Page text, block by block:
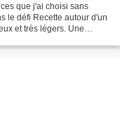
que j'ai choisi sans
le défi Recette autour d'un
et très légers. Une